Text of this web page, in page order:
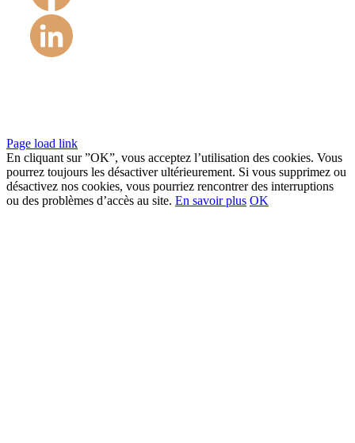
Page load link
En cliquant sur ”OK”, vous acceptez l’utilisation des cookies. Vous
pourrez toujours les désactiver ultérieurement. Si vous supprimez ou
désactivez nos cookies, vous pourriez rencontrer des interruptions
ou des problèmes d’accès au site. En savoir plus OK